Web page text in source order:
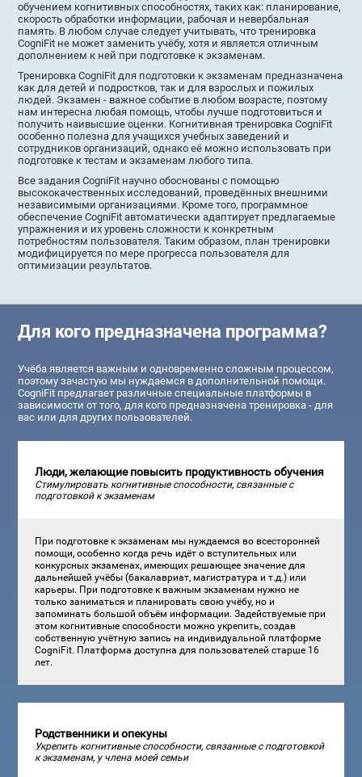
обучением когнитивных способностях, таких как: планирование,
скорость обработки информации, рабочая и невербальная
память. В любом случае следует учитывать, что тренировка
CogniFit не может заменить учёбу, хотя и является отличным
дополнением к ней при подготовке к экзаменам.
Тренировка CogniFit для подготовки к экзаменам предназначена
как для детей и подростков, так и для взрослых и пожилых
людей. Экзамен - важное событие в любом возрасте, поэтому
нам интересна любая помощь, чтобы лучше подготовиться и
получить наивысшие оценки. Когнитивная тренировка CogniFit
особенно полезна для учащихся учебных заведений и
сотрудников организаций, однако её можно использовать при
подготовке к тестам и экзаменам любого типа.
Все задания CogniFit научно обоснованы с помощью
высококачественных исследований, проведённых внешними
независимыми организациями. Кроме того, программное
обеспечение CogniFit автоматически адаптирует предлагаемые
упражнения и их уровень сложности к конкретным
потребностям пользователя. Таким образом, план тренировки
модифицируется по мере прогресса пользователя для
оптимизации результатов.
Для кого предназначена программа?
Учёба является важным и одновременно сложным процессом,
поэтому зачастую мы нуждаемся в дополнительной помощи.
CogniFit предлагает различные специальные платформы в
зависимости от того, для кого предназначена тренировка - для
вас или для других пользователей.
Люди, желающие повысить продуктивность обучения
Стимулировать когнитивные способности, связанные с
подготовкой к экзаменам
При подготовке к экзаменам мы нуждаемся во всесторонней
помощи, особенно когда речь идёт о вступительных или
конкурсных экзаменах, имеющих решающее значение для
дальнейшей учёбы (бакалавриат, магистратура и т.д.) или
карьеры. При подготовке к важным экзаменам нужно не
только заниматься и планировать свою учёбу, но и
запоминать большой объём информации. Задействуемые при
этом когнитивные способности можно укрепить, создав
собственную учётную запись на индивидуальной платформе
CogniFit. Платформа доступна для пользователей старше 16
лет.
Родственники и опекуны
Укрепить когнитивные способности, связанные с подготовкой
к экзаменам, у члена моей семьи